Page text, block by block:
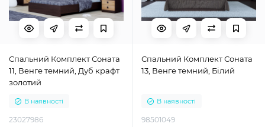
Спальний Комплект Соната
11, Венге темний, Дуб крафт
золотий
В наявності
23027986
Спальний Комплект Соната
13, Венге темний, Білий
В наявності
98501049